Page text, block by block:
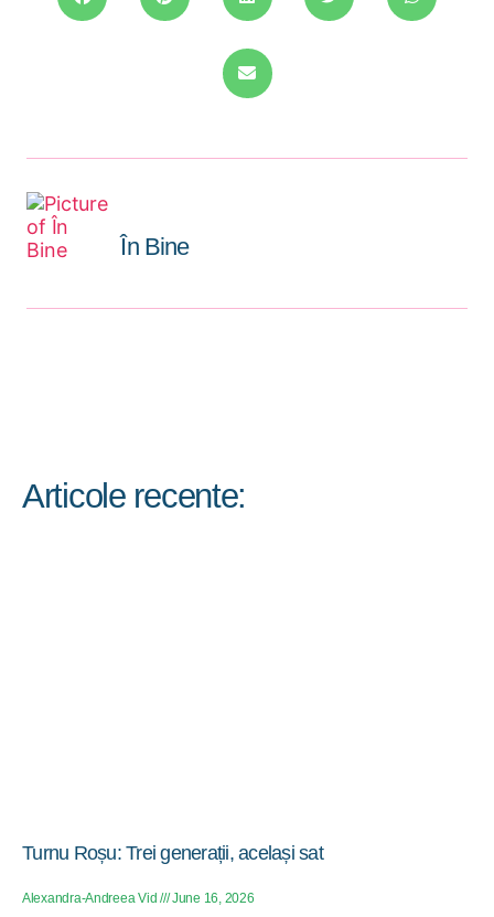
În Bine
Articole recente:
Turnu Roșu: Trei generații, același sat
Alexandra-Andreea Vid June 16, 2026